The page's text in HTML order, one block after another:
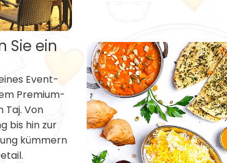
Sie ein
Event-
Premium-
Taj. Von
bis hin zur
kümmern